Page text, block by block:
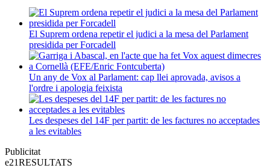
El Suprem ordena repetir el judici a la mesa del Parlament
presidida per Forcadell
Un any de Vox al Parlament: cap llei aprovada, avisos a
l'ordre i apologia feixista
Les despeses del 14F per partit: de les factures no acceptades
a les evitables
Publicitat
e21RESULTATS